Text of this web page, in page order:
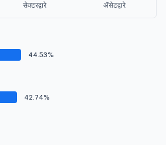
सेक्टरद्वारे ॲसेटद्वारे
44.53%
42.74%